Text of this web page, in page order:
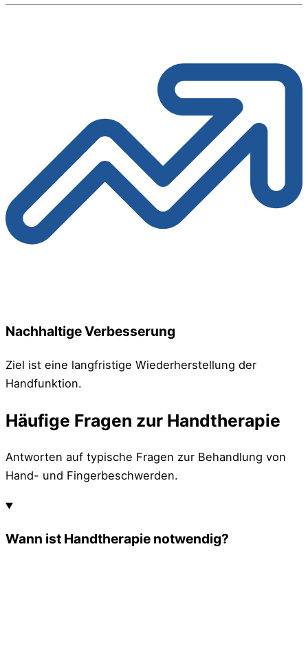
Nachhaltige Verbesserung
Ziel ist eine langfristige Wiederherstellung der
Handfunktion.
Häufige Fragen zur Handtherapie
Antworten auf typische Fragen zur Behandlung von
Hand- und Fingerbeschwerden.
Wann ist Handtherapie notwendig?